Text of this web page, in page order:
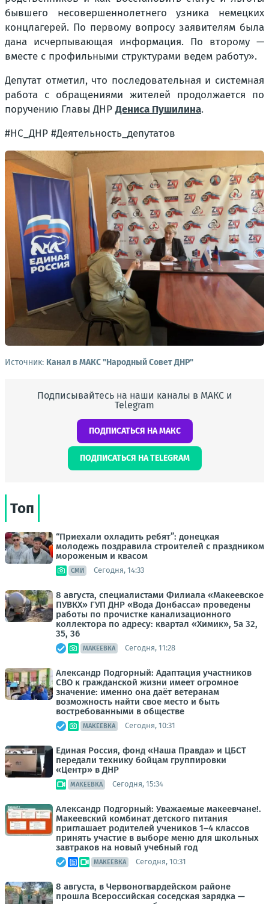
бывшего несовершеннолетнего узника немецких
концлагерей. По первому вопросу заявителям была
дана исчерпывающая информация. По второму —
вместе с профильными структурами ведем работу».
Депутат отметил, что последовательная и системная
работа с обращениями жителей продолжается по
поручению Главы ДНРДениса Пушилина.
#НС_ДНР #Деятельность_депутатов
Источник: Канал в МАКС "Народный Совет ДНР"
Подписывайтесь на наши каналы в МАКС и
Telegram
ПОДПИСАТЬСЯ НА МАКС
ПОДПИСАТЬСЯ НА TELEGRAM
Топ
“Приехали охладить ребят”: донецкая
молодежь поздравила строителей с праздником
мороженым и квасом
СМИ Сегодня, 14:33
8 августа, специалистами Филиала «Макеевское
ПУВКХ» ГУП ДНР «Вода Донбасса» проведены
работы по прочистке канализационного
коллектора по адресу: квартал «Химик», 5а 32,
35, 36
МАКЕЕВКА Сегодня, 11:28
Александр Подгорный: Адаптация участников
СВО к гражданской жизни имеет огромное
значение: именно она даёт ветеранам
возможность найти свое место и быть
востребованными в обществе
МАКЕЕВКА Сегодня, 10:31
Единая Россия, фонд «Наша Правда» и ЦБСТ
передали технику бойцам группировки
«Центр» в ДНР
МАКЕЕВКА Сегодня, 15:34
Александр Подгорный: Уважаемые макеевчане!.
Макеевский комбинат детского питания
приглашает родителей учеников 1–4 классов
принять участие в выборе меню для школьных
завтраков на новый учебный год
МАКЕЕВКА Сегодня, 10:31
8 августа, в Червоногвардейском районе
прошла Всероссийская соседская зарядка —